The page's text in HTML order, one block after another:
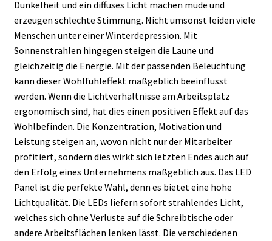
Dunkelheit und ein diffuses Licht machen müde und
erzeugen schlechte Stimmung. Nicht umsonst leiden viele
Menschen unter einer Winterdepression. Mit
Sonnenstrahlen hingegen steigen die Laune und
gleichzeitig die Energie. Mit der passenden Beleuchtung
kann dieser Wohlfühleffekt maßgeblich beeinflusst
werden. Wenn die Lichtverhältnisse am Arbeitsplatz
ergonomisch sind, hat dies einen positiven Effekt auf das
Wohlbefinden. Die Konzentration, Motivation und
Leistung steigen an, wovon nicht nur der Mitarbeiter
profitiert, sondern dies wirkt sich letzten Endes auch auf
den Erfolg eines Unternehmens maßgeblich aus. Das LED
Panel ist die perfekte Wahl, denn es bietet eine hohe
Lichtqualität. Die LEDs liefern sofort strahlendes Licht,
welches sich ohne Verluste auf die Schreibtische oder
andere Arbeitsflächen lenken lässt. Die verschiedenen